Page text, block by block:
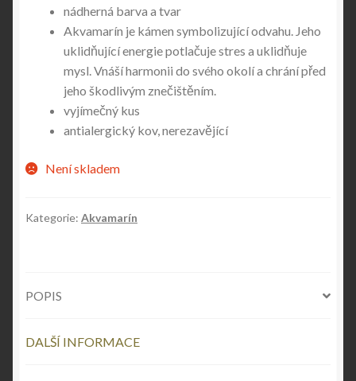
nádherná barva a tvar
Akvamarín je kámen symbolizující odvahu. Jeho
uklidňující energie potlačuje stres a uklidňuje
mysl. Vnáší harmonii do svého okolí a chrání před
jeho škodlivým znečištěním.
vyjímečný kus
antialergický kov, nerezavějící
Není skladem
Kategorie: Akvamarín
POPIS
DALŠÍ INFORMACE